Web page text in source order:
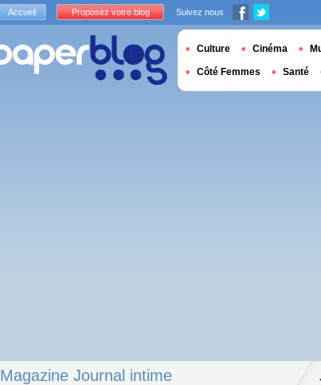
Magazine Journal intime
Accueil Proposez votre blog Suivez nous
Culture Cinéma
Côté Femmes Santé